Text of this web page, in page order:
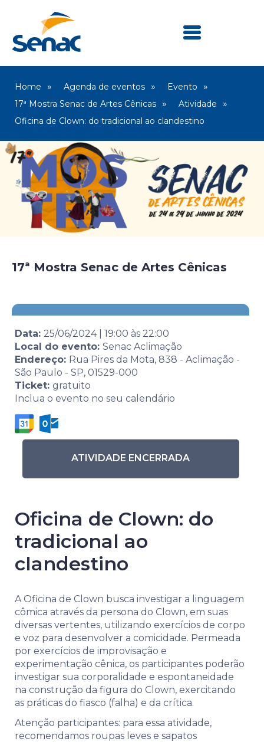
Home Agenda de eventos
Evento
17ª Mostra Senac de Artes Cênicas
Atividade
Oficina de Clown: do tradicional ao clandestino
17ª Mostra Senac de Artes Cênicas
Data: 25/06/2024| 19:00 às 22:00
Local do evento: Senac Aclimação
Endereço: Rua Pires da Mota, 838 - Aclimação -
São Paulo - SP, 01529-000
Ticket: gratuito
Inclua o evento no seu calendário
ATIVIDADE ENCERRADA
Oficina de Clown: do
tradicional ao
clandestino
A Oficina de Clown busca investigar a linguagem
cômica através da persona do Clown, em suas
diversas vertentes, utilizando exercícios de corpo
e voz para desenvolver a comicidade. Permeada
por exercícios de improvisação e
experimentação cênica, os participantes poderão
investigar sua corporalidade e espontaneidade
na construção da figura do Clown, exercitando
as práticas do fiasco (falha) e da crítica.
Atenção participantes: para essa atividade,
recomendamos roupas leves e sapatos